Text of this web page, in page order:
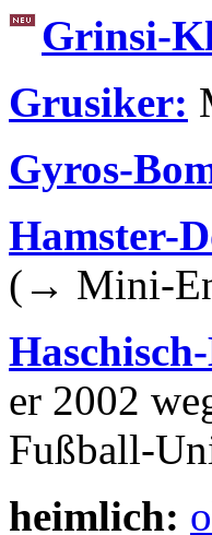
Grinsi-
Grusiker:
Gyros-
Hamster-
(→ Mini-
er 2002
Fußball-
heimlich: